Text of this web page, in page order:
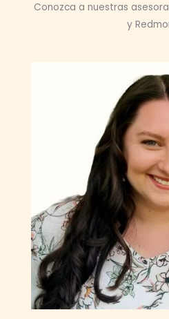
Conozca a nuestras
y